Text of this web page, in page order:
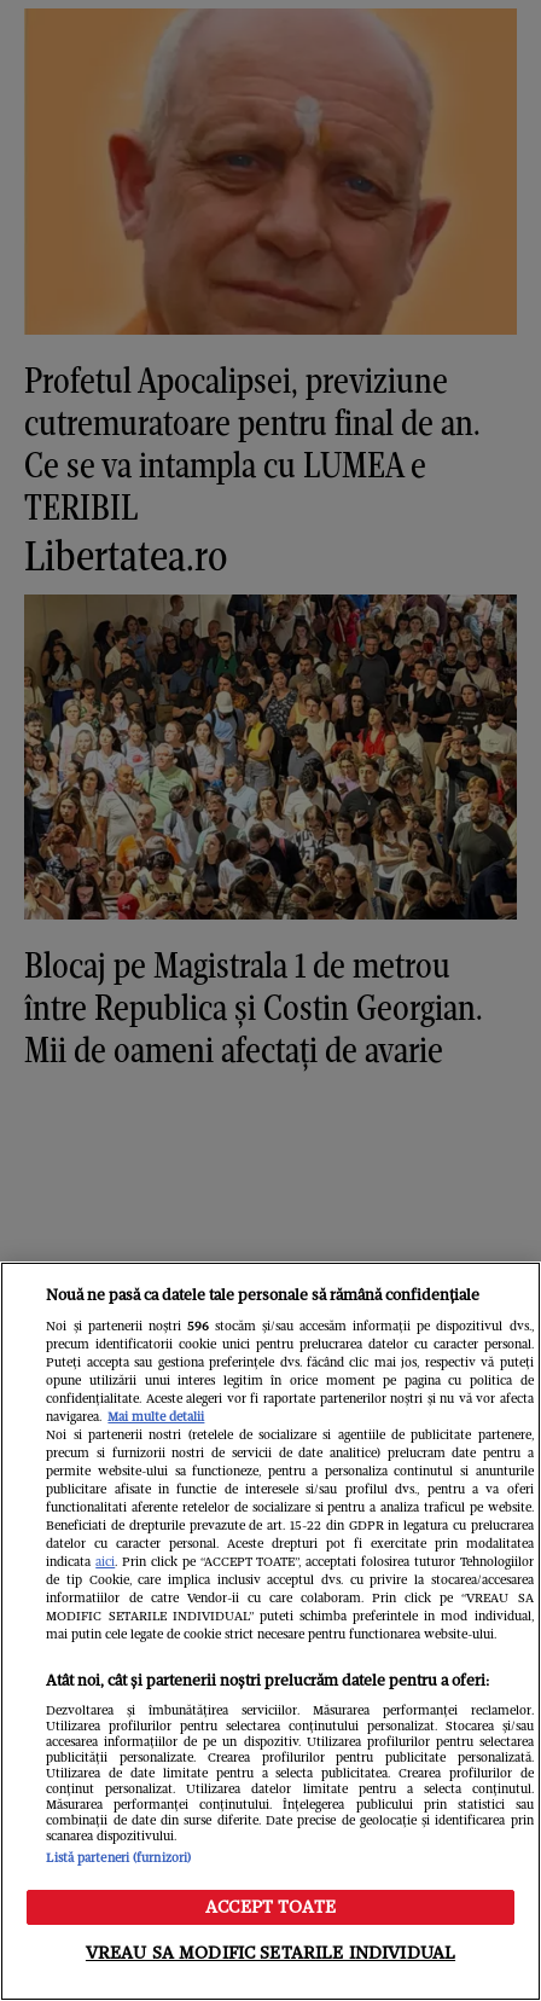
Profetul Apocalipsei, previziune
cutremuratoare pentru final de an.
Ce se va intampla cu LUMEA e
TERIBIL
Libertatea.ro
Blocaj pe Magistrala 1 de metrou
între Republica și Costin Georgian.
Mii de oameni afectați de avarie
Din aceeași categorie
VEDETE SI EVENIMENTE
Bianca Pop de la Insula Iubirii s-a
despărțit de George, tatăl fiicei sale:
Mihaela
adresa
Meniu Caută
Nouă ne pasă ca datele tale personale să rămână confidențiale
Noi și partenerii noștri 596stocăm și/sau accesăm informații pe dispozitivul dvs.,
precum identificatorii cookie unici pentru prelucrarea datelor cu caracter personal.
Puteți accepta sau gestiona preferințele dvs. făcând clic mai jos, respectiv vă puteți
opune utilizării unui interes legitim în orice moment pe pagina cu politica de
confidențialitate. Aceste alegeri vor fi raportate partenerilor noștri și nu vă vor afecta
navigarea. Mai multe detalii
Noi si partenerii nostri (retelele de socializare si agentiile de publicitate partenere,
precum si furnizorii nostri de servicii de date analitice) prelucram date pentru a
permite website-ului sa functioneze, pentru a personaliza continutul si anunturile
publicitare afisate in functie de interesele si/sau profilul dvs., pentru a va oferi
functionalitati aferente retelelor de socializare si pentru a analiza traficul pe website.
Beneficiati de drepturile prevazute de art. 15-22 din GDPR in legatura cu prelucrarea
datelor cu caracter personal. Aceste drepturi pot fi exercitate prin modalitatea
indicataaici. Prin click pe “ACCEPT TOATE”, acceptati folosirea tuturor Tehnologiilor
de tip Cookie, care implica inclusiv acceptul dvs. cu privire la stocarea/accesarea
informatiilor de catre Vendor-ii cu care colaboram. Prin click pe “VREAU SA
MODIFIC SETARILE INDIVIDUAL” puteti schimba preferintele in mod individual,
mai putin cele legate de cookie strict necesare pentru functionarea website-ului.
Atât noi, cât și partenerii noștri prelucrăm datele pentru a oferi:
Dezvoltarea și îmbunătățirea serviciilor. Măsurarea performanței reclamelor.
Utilizarea profilurilor pentru selectarea conținutului personalizat. Stocarea și/sau
accesarea informațiilor de pe un dispozitiv. Utilizarea profilurilor pentru selectarea
publicității personalizate. Crearea profilurilor pentru publicitate personalizată.
Utilizarea de date limitate pentru a selecta publicitatea. Crearea profilurilor de
conținut personalizat. Utilizarea datelor limitate pentru a selecta conținutul.
Măsurarea performanței conținutului. Înțelegerea publicului prin statistici sau
combinații de date din surse diferite. Date precise de geolocație și identificarea prin
scanarea dispozitivului.
Listă parteneri (furnizori)
ACCEPT TOATE
VREAU SA MODIFIC SETARILE INDIVIDUAL